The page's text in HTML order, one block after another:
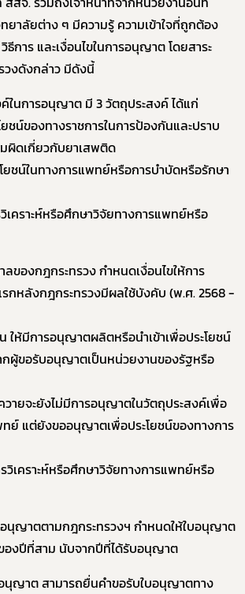
ยาลัยต่าง ๆ มีความรู้ ความเข้าใจที่ถูกต้อง
การ และเงื่อนไขในการอนุญาต โดยสาระ
งดังกล่าว มีดังนี้
การอนุญาต มี 3 วัตถุประสงค์ ได้แก่
องทางราชการในการป้องกันและปราบ
มผิดเกี่ยวกับยาเสพติด
นทางการแพทย์หรือการบำบัดหรือรักษา
ะห์หรือศึกษาวิจัยทางการแพทย์หรือ
งกฎกระทรวง กำหนดเงื่อนไขให้การ
กหลังกฎกระทรวงมีผลใช้บังคับ (พ.ศ. 2568 -
รอนุญาตผลิตหรือนำเข้าเพื่อประโยชน์
กผู้ขอรับอนุญาตเป็นหน่วยงานของรัฐหรือ
ะยังไม่มีการอนุญาตในวัตถุประสงค์เพื่อ
ทย์ แต่ยังขออนุญาตเพื่อประโยชน์ของทางการ
าะห์หรือศึกษาวิจัยทางการแพทย์หรือ
าตตามกฎกระทรวงฯ กำหนดให้ใบอนุญาต
ของปีที่สาม นับจากปีที่ได้รับอนุญาต
ต สามารถยื่นคำขอรับใบอนุญาตทาง
Subscribe
หัวข้อที่ท่านต้องการ Subscribe
ย
อนุญาต
ชาสัมพันธ์